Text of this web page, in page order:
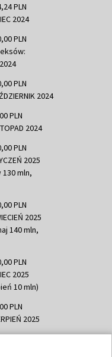
PLN
2024
PLN
PLN
2024
PLN
2024
PLN
2025
mln,
PLN
2025
140 mln,
PLN
2025
10 mln)
PLN
2025
PLN